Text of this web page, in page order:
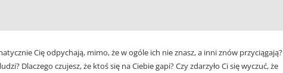
Cię odpychają, mimo, że w ogóle ich nie znasz, a inni znów przyciągają?
Dlaczego czujesz, że ktoś się na Ciebie gapi? Czy zdarzyło Ci się wyczuć, że